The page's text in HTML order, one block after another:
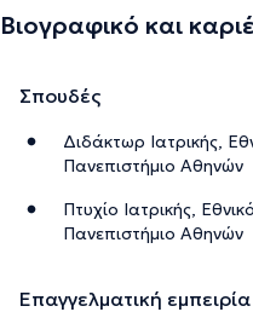
Βιογραφικό και
Σπουδές
Διδάκτωρ Ιατρικής,
Πανεπιστήμιο Αθηνών
Πτυχίο Ιατρικής,
Πανεπιστήμιο Αθηνών
Επαγγελματική εμπειρία